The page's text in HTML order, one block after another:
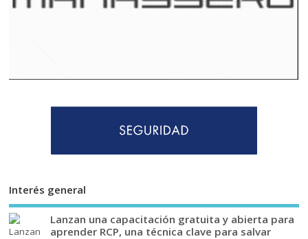
Interés general
Lanzan una capacitación gratuita y abierta para
aprender RCP, una técnica clave para salvar